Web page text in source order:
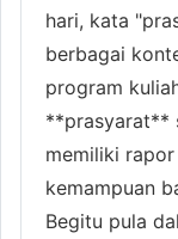
hari, kata
berbagai
program
**prasyarat**
memiliki
kemampuan
Begitu pula